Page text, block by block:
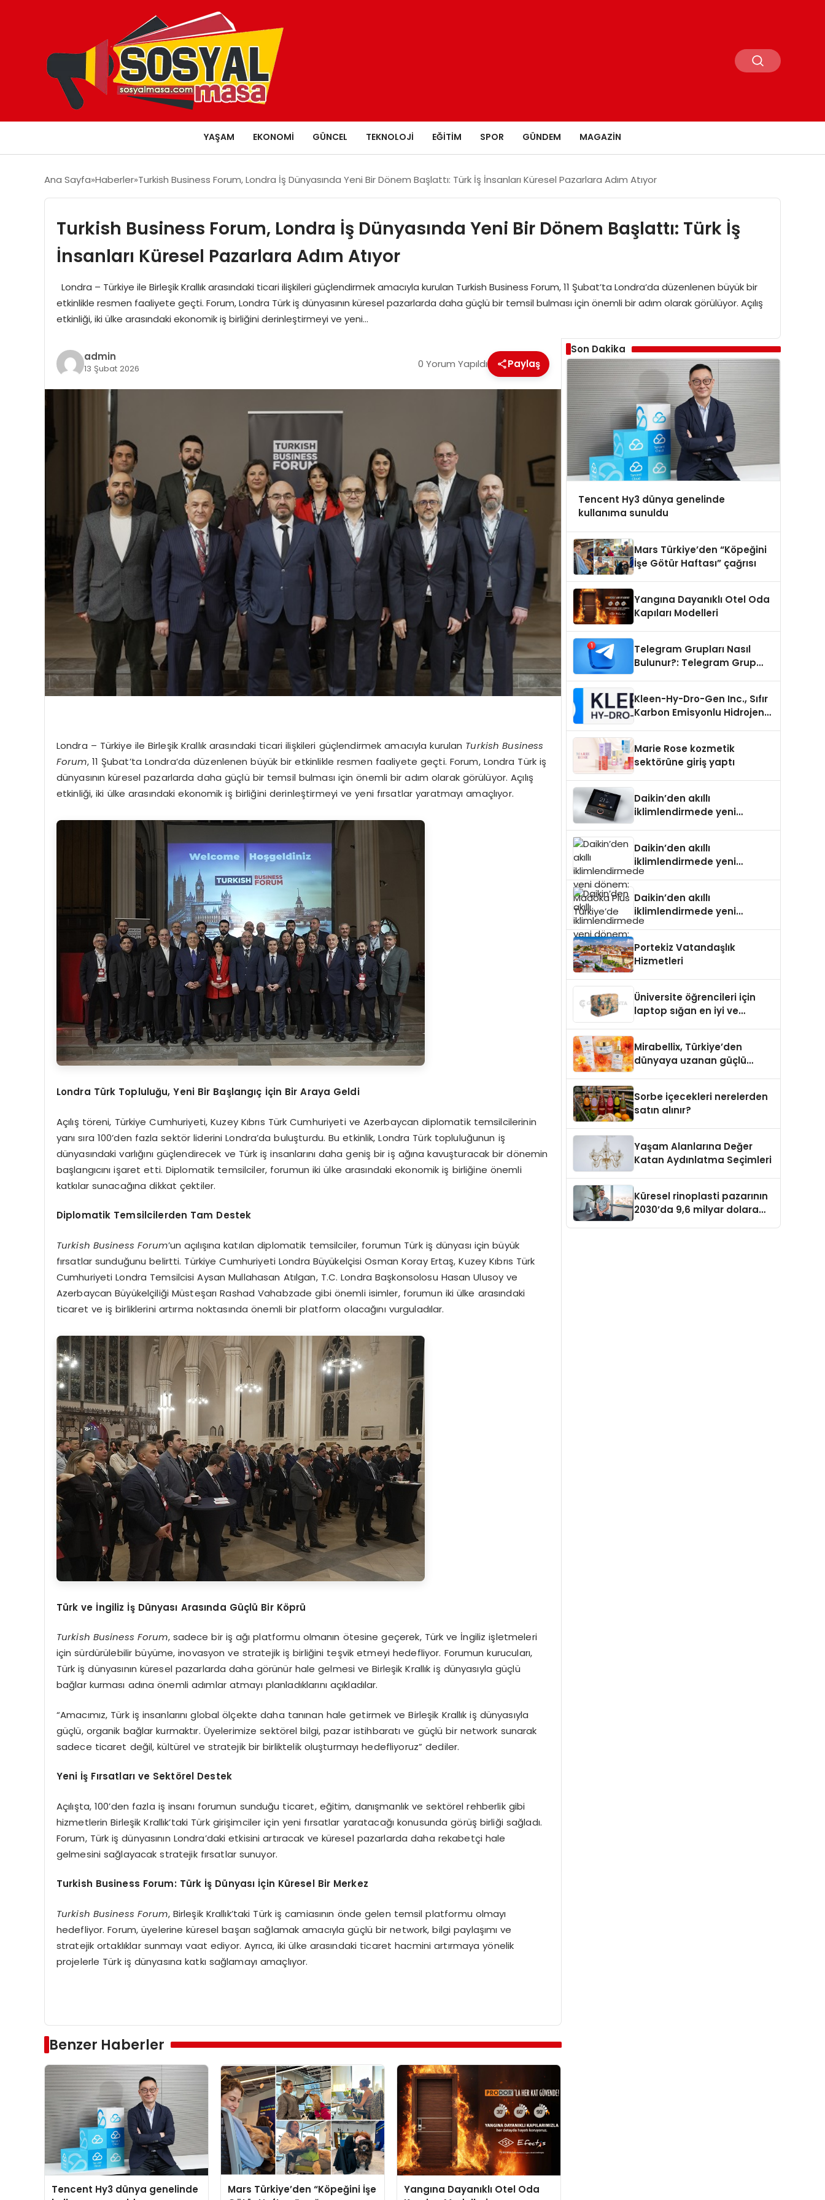
YAŞAM EKONOMI GÜNCEL TEKNOLOJI EĞITIM SPOR GÜNDEM MAGAZIN
Ana Sayfa Haberler Turkish Business Forum, Londra İş Dünyasında Yeni Bir Dönem Başlattı: Türk İş İnsanları Küresel Pazarlara Adım Atıyor
Turkish Business Forum, Londra İş Dünyasında Yeni Bir Dönem Başlattı: Türk İş
İnsanları Küresel Pazarlara Adım Atıyor
Londra – Türkiye ile Birleşik Krallık arasındaki ticari ilişkileri güçlendirmek amacıyla kurulan Turkish Business Forum, 11 Şubat’ta Londra’da düzenlenen büyük bir
etkinlikle resmen faaliyete geçti. Forum, Londra Türk iş dünyasının küresel pazarlarda daha güçlü bir temsil bulması için önemli bir adım olarak görülüyor. Açılış
etkinliği, iki ülke arasındaki ekonomik iş birliğini derinleştirmeyi ve yeni…
admin
13 Şubat 2026 0 Yorum Yapıldı Paylaş
Londra – Türkiye ile Birleşik Krallık arasındaki ticari ilişkileri güçlendirmek amacıyla kurulan Turkish Business
Forum, 11 Şubat’ta Londra’da düzenlenen büyük bir etkinlikle resmen faaliyete geçti. Forum, Londra Türk iş
dünyasının küresel pazarlarda daha güçlü bir temsil bulması için önemli bir adım olarak görülüyor. Açılış
etkinliği, iki ülke arasındaki ekonomik iş birliğini derinleştirmeyi ve yeni fırsatlar yaratmayı amaçlıyor.
Londra Türk Topluluğu, Yeni Bir Başlangıç İçin Bir Araya Geldi
Açılış töreni, Türkiye Cumhuriyeti, Kuzey Kıbrıs Türk Cumhuriyeti ve Azerbaycan diplomatik temsilcilerinin
yanı sıra 100’den fazla sektör liderini Londra’da buluşturdu. Bu etkinlik, Londra Türk topluluğunun iş
dünyasındaki varlığını güçlendirecek ve Türk iş insanlarını daha geniş bir iş ağına kavuşturacak bir dönemin
başlangıcını işaret etti. Diplomatik temsilciler, forumun iki ülke arasındaki ekonomik iş birliğine önemli
katkılar sunacağına dikkat çektiler.
Diplomatik Temsilcilerden Tam Destek
Turkish Business Forum’un açılışına katılan diplomatik temsilciler, forumun Türk iş dünyası için büyük
fırsatlar sunduğunu belirtti. Türkiye Cumhuriyeti Londra Büyükelçisi Osman Koray Ertaş, Kuzey Kıbrıs Türk
Cumhuriyeti Londra Temsilcisi Aysan Mullahasan Atılgan, T.C. Londra Başkonsolosu Hasan Ulusoy ve
Azerbaycan Büyükelçiliği Müsteşarı Rashad Vahabzade gibi önemli isimler, forumun iki ülke arasındaki
ticaret ve iş birliklerini artırma noktasında önemli bir platform olacağını vurguladılar.
Türk ve İngiliz İş Dünyası Arasında Güçlü Bir Köprü
Turkish Business Forum, sadece bir iş ağı platformu olmanın ötesine geçerek, Türk ve İngiliz işletmeleri
için sürdürülebilir büyüme, inovasyon ve stratejik iş birliğini teşvik etmeyi hedefliyor. Forumun kurucuları,
Türk iş dünyasının küresel pazarlarda daha görünür hale gelmesi ve Birleşik Krallık iş dünyasıyla güçlü
bağlar kurması adına önemli adımlar atmayı planladıklarını açıkladılar.
“Amacımız, Türk iş insanlarını global ölçekte daha tanınan hale getirmek ve Birleşik Krallık iş dünyasıyla
güçlü, organik bağlar kurmaktır. Üyelerimize sektörel bilgi, pazar istihbaratı ve güçlü bir network sunarak
sadece ticaret değil, kültürel ve stratejik bir birliktelik oluşturmayı hedefliyoruz” dediler.
Yeni İş Fırsatları ve Sektörel Destek
Açılışta, 100’den fazla iş insanı forumun sunduğu ticaret, eğitim, danışmanlık ve sektörel rehberlik gibi
hizmetlerin Birleşik Krallık’taki Türk girişimciler için yeni fırsatlar yaratacağı konusunda görüş birliği sağladı.
Forum, Türk iş dünyasının Londra’daki etkisini artıracak ve küresel pazarlarda daha rekabetçi hale
gelmesini sağlayacak stratejik fırsatlar sunuyor.
Turkish Business Forum: Türk İş Dünyası İçin Küresel Bir Merkez
Turkish Business Forum, Birleşik Krallık’taki Türk iş camiasının önde gelen temsil platformu olmayı
hedefliyor. Forum, üyelerine küresel başarı sağlamak amacıyla güçlü bir network, bilgi paylaşımı ve
stratejik ortaklıklar sunmayı vaat ediyor. Ayrıca, iki ülke arasındaki ticaret hacmini artırmaya yönelik
projelerle Türk iş dünyasına katkı sağlamayı amaçlıyor.
Benzer Haberler
Tencent Hy3 dünya genelinde
Mars Türkiye’den “Köpeğini İşe
Yangına Dayanıklı Otel Oda
Son Dakika
Tencent Hy3 dünya genelinde
kullanıma sunuldu
Mars Türkiye’den “Köpeğini
İşe Götür Haftası” çağrısı
Yangına Dayanıklı Otel Oda
Kapıları Modelleri
Telegram Grupları Nasıl
Bulunur?: Telegram Grup
Kleen-Hy-Dro-Gen Inc., Sıfır
Karbon Emisyonlu Hidrojen
Aldı
Marie Rose kozmetik
sektörüne giriş yaptı
Daikin’den akıllı
iklimlendirmede yeni
Daikin’den akıllı
iklimlendirmede yeni
dönem: Madoka Plus
Daikin’den akıllı
iklimlendirmede yeni
dönem: Madoka Plus
Portekiz Vatandaşlık
Hizmetleri
Üniversite öğrencileri için
laptop sığan en iyi ve
Mirabellix, Türkiye’den
dünyaya uzanan güçlü
Sorbe içecekleri nerelerden
satın alınır?
Yaşam Alanlarına Değer
Katan Aydınlatma Seçimleri
Küresel rinoplasti pazarının
2030’da 9,6 milyar dolara